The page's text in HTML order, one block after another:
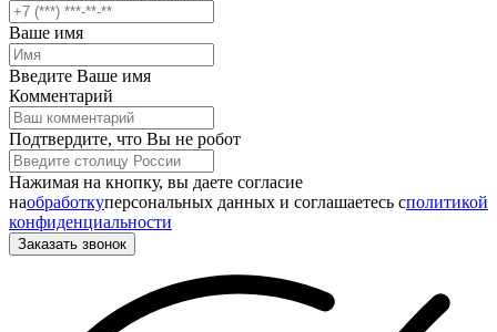
Ваше имя
Введите Ваше имя
Комментарий
Подтвердите, что Вы не робот
Нажимая на кнопку, вы даете согласие
наобработкуперсональных данных и соглашаетесь cполитикой
конфиденциальности
Заказать звонок